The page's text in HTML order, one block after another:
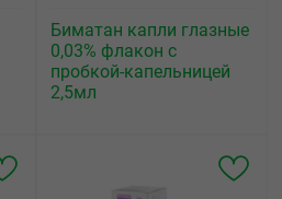
Биматан капли глазные
0,03% флакон с
пробкой-капельницей
2,5мл